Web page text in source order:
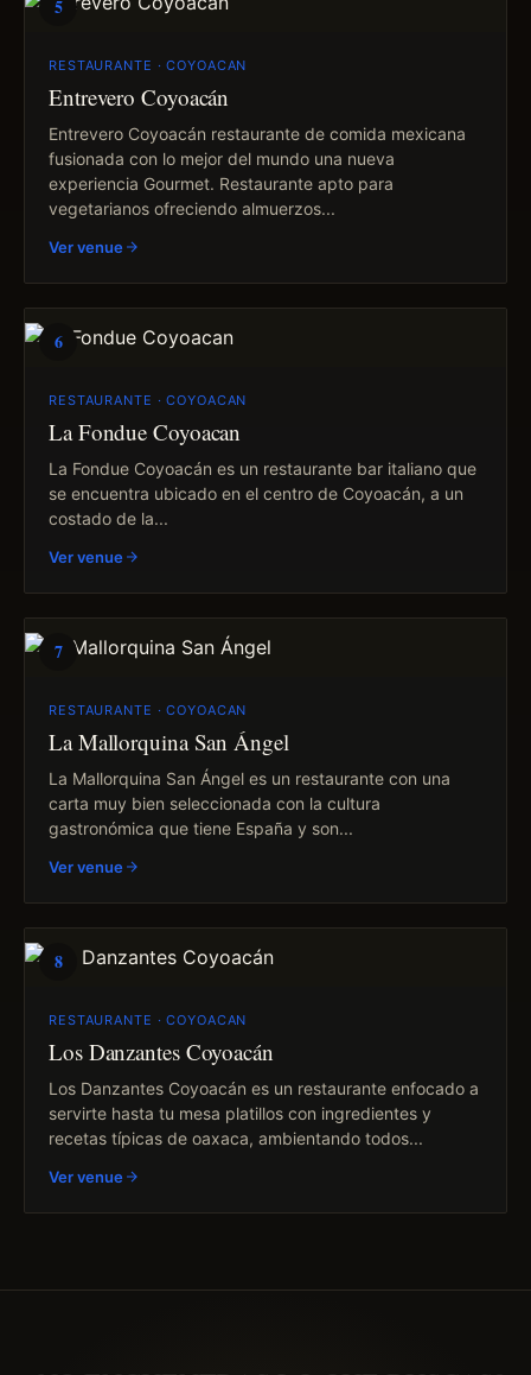
5
RESTAURANTE · COYOACAN
Entrevero Coyoacán
Entrevero Coyoacán restaurante de comida mexicana
fusionada con lo mejor del mundo una nueva
experiencia Gourmet. Restaurante apto para
vegetarianos ofreciendo almuerzos...
Ver venue
6
RESTAURANTE · COYOACAN
La Fondue Coyoacan
La Fondue Coyoacán es un restaurante bar italiano que
se encuentra ubicado en el centro de Coyoacán, a un
costado de la...
Ver venue
7
RESTAURANTE · COYOACAN
La Mallorquina San Ángel
La Mallorquina San Ángel es un restaurante con una
carta muy bien seleccionada con la cultura
gastronómica que tiene España y son...
Ver venue
8
RESTAURANTE · COYOACAN
Los Danzantes Coyoacán
Los Danzantes Coyoacán es un restaurante enfocado a
servirte hasta tu mesa platillos con ingredientes y
recetas típicas de oaxaca, ambientando todos...
Ver venue